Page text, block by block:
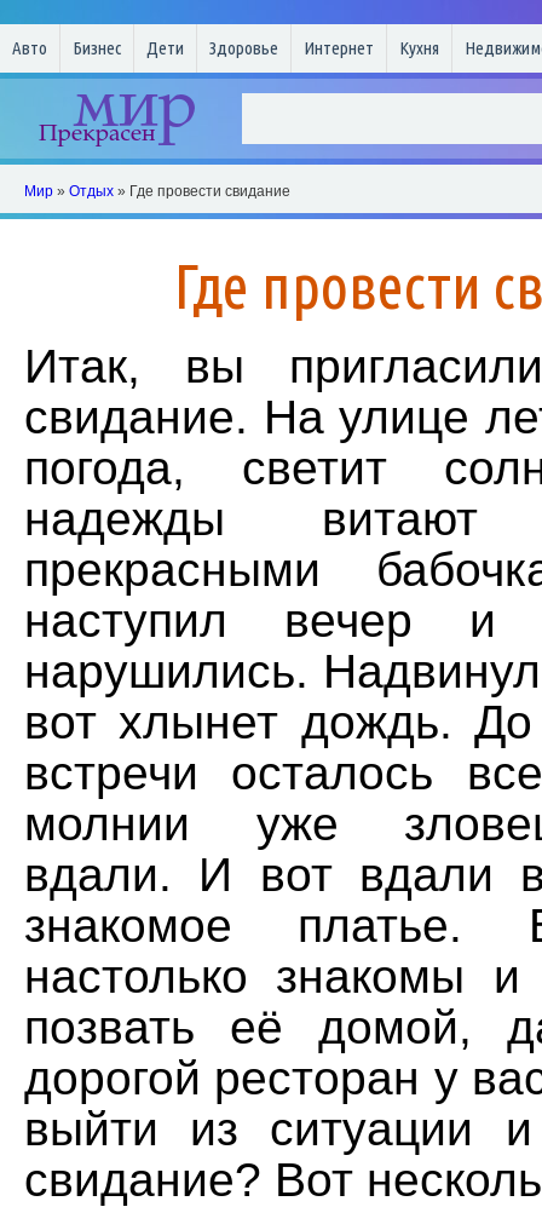
Авто Бизнес Дети Здоровье Интернет Кухня
Мир » Отдых » Где провести свидание
Где провести
Итак, вы
свидание. На улице
погода, светит
надежды
прекрасными
наступил вечер и
нарушились.
вот хлынет дождь.
встречи осталось
молнии уже
вдали. И вот вдали
знакомое
настолько знакомы
позвать её домой,
дорогой ресторан у
выйти из ситуации
свидание? Вот